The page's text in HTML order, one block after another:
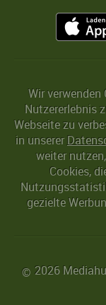
Wir
Nutzererlebnis
Webseite zu
in unserer
weiter
Cookies,
gezielte
© 2026